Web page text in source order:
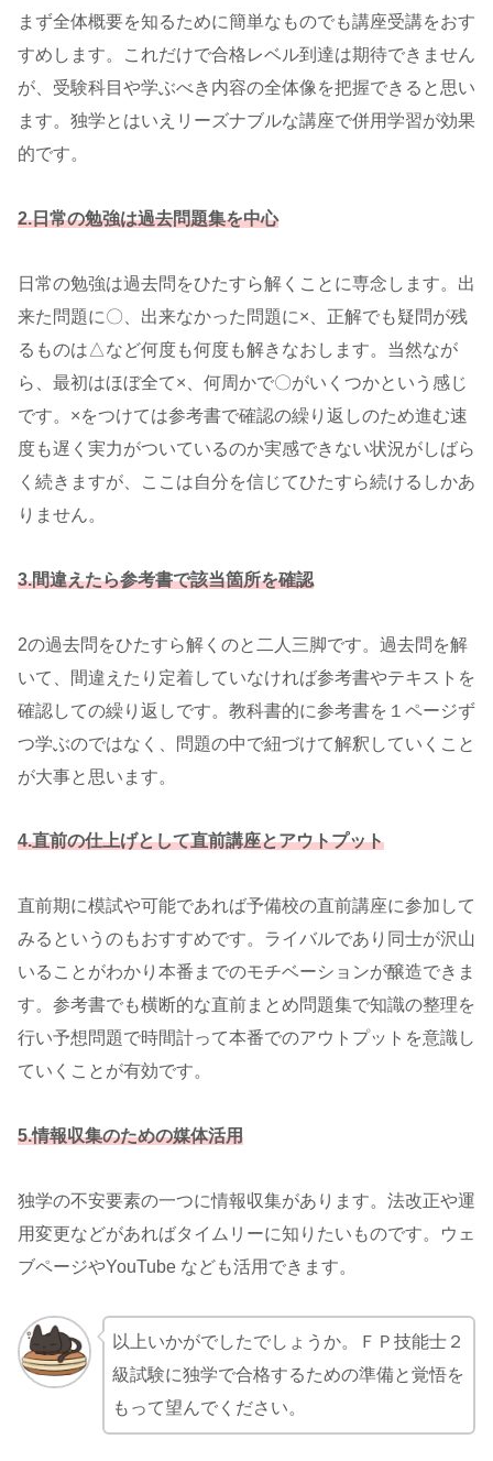
まず全体概要を知るために簡単なものでも講座受講をおす
すめします。これだけで合格レベル到達は期待できません
が、受験科目や学ぶべき内容の全体像を把握できると思い
ます。独学とはいえリーズナブルな講座で併用学習が効果
的です。
2.日常の勉強は過去問題集を中心
日常の勉強は過去問をひたすら解くことに専念します。出
来た問題に〇、出来なかった問題に×、正解でも疑問が残
るものは△など何度も何度も解きなおします。当然なが
ら、最初はほぼ全て×、何周かで〇がいくつかという感じ
です。×をつけては参考書で確認の繰り返しのため進む速
度も遅く実力がついているのか実感できない状況がしばら
く続きますが、ここは自分を信じてひたすら続けるしかあ
りません。
3.間違えたら参考書で該当箇所を確認
2の過去問をひたすら解くのと二人三脚です。過去問を解
いて、間違えたり定着していなければ参考書やテキストを
確認しての繰り返しです。教科書的に参考書を１ページず
つ学ぶのではなく、問題の中で紐づけて解釈していくこと
が大事と思います。
4.直前の仕上げとして直前講座とアウトプット
直前期に模試や可能であれば予備校の直前講座に参加して
みるというのもおすすめです。ライバルであり同士が沢山
いることがわかり本番までのモチベーションが醸造できま
す。参考書でも横断的な直前まとめ問題集で知識の整理を
行い予想問題で時間計って本番でのアウトプットを意識し
ていくことが有効です。
5.情報収集のための媒体活用
独学の不安要素の一つに情報収集があります。法改正や運
用変更などがあればタイムリーに知りたいものです。ウェ
ブページやYouTube なども活用できます。
以上いかがでしたでしょうか。ＦＰ技能士２
級試験に独学で合格するための準備と覚悟を
もって望んでください。